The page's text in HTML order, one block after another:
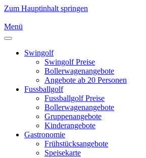
Zum Hauptinhalt springen
Menü
Swingolf
Swingolf Preise
Bollerwagenangebote
Angebote ab 20 Personen
Fussballgolf
Fussballgolf Preise
Bollerwagenangebote
Gruppenangebote
Kinderangebote
Gastronomie
Frühstücksangebote
Speisekarte